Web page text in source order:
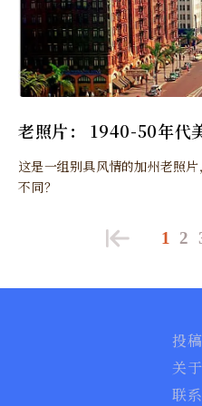
老照片： 1940-50年代
这是一组别具风情的加州老照
不同？
1 2
投
关
联